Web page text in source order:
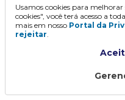
Usamos cookies para
cookies", você terá acesso a
mais em nosso Portal da
rejeitar.